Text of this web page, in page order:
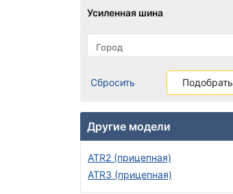
Усиленная шина
Сбросить Подобрать
Другие модели
ATR2 (прицепная)
ATR3 (прицепная)